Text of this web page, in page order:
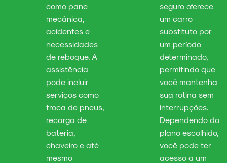
como pane
mecânica,
acidentes e
necessidades
de reboque. A
assistência
pode incluir
serviços como
troca de pneus,
recarga de
bateria,
chaveiro e até
mesmo
seguro oferece
um carro
substituto por
um período
determinado,
permitindo que
você mantenha
sua rotina sem
interrupções.
Dependendo do
plano escolhido,
você pode ter
acesso a um